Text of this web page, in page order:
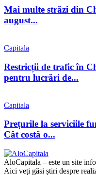
Mai multe străzi din
august...
Capitala
Restricții de trafic în
pentru lucrări de...
Capitala
Prețurile la serviciile
Cât costă o...
AloCapitala – este un site
Aici veți găsi știri despre